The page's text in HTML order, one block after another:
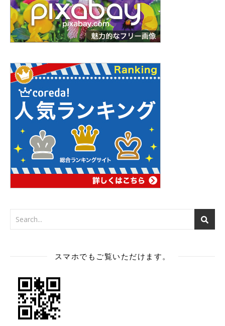
スマホでもご覧いただけます。